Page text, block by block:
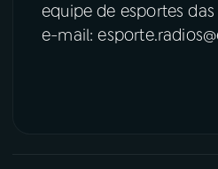
equipe de esportes das
e-mail: